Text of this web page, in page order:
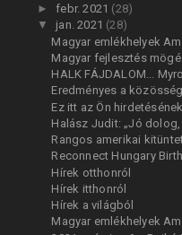
►febr. 2021 (28)
▼ jan. 2021 (28)
Magyar emlékhelyek
Magyar fejlesztés
HALK FÁJDALOM...
Eredményes a
Ez itt az Ön
Halász Judit: „Jó dolog,
Rangos amerikai
Reconnect Hungary
Hírek otthonról
Hírek itthonról
Hírek a világból
Magyar emlékhelyek